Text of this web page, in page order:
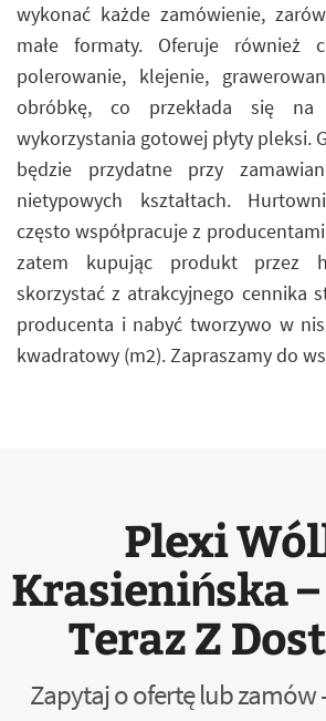
wykonać każde zamówienie,
małe formaty. Oferuje również
polerowanie, klejenie,
obróbkę, co przekłada się na
wykorzystania gotowej płyty pleksi.
będzie przydatne przy
nietypowych kształtach.
często współpracuje z
zatem kupując produkt przez
skorzystać z atrakcyjnego cennika
producenta i nabyć tworzywo w
kwadratowy (m2). Zapraszamy do
Plexi
Krasienińska
Teraz Z
Zapytaj o ofertę lub